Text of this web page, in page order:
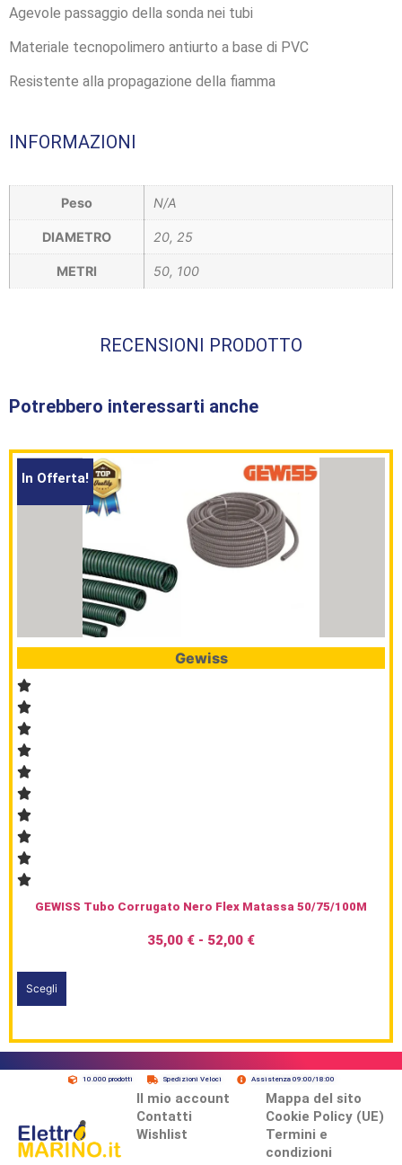
Prodotti
Agevole passaggio della sonda nei tubi
Materiale tecnopolimero antiurto a base di PVC
Resistente alla propagazione della fiamma
INFORMAZIONI
Peso N/A
DIAMETRO 20, 25
METRI 50, 100
RECENSIONI PRODOTTO
Potrebbero interessarti anche
In Offerta!
Gewiss
GEWISS Tubo Corrugato Nero Flex Matassa 50/75/100M
35,00 € - 52,00 €
Scegli
10.000 prodotti Spedizioni Veloci Assistenza 09:00/18:00
Il mio account
Contatti
Wishlist
Mappa del sito
Cookie Policy (UE)
Termini e
condizioni